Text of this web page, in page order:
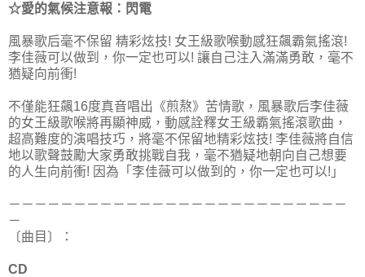
☆愛的氣候注意報：閃電
風暴歌后毫不保留 精彩炫技! 女王級歌喉動感狂飆霸氣搖滾!
李佳薇可以做到，你一定也可以! 讓自己注入滿滿勇敢，毫不
猶疑向前衝!
不僅能狂飆16度真音唱出《煎熬》苦情歌，風暴歌后李佳薇
的女王級歌喉將再顯神威，動感詮釋女王級霸氣搖滾歌曲，
超高難度的演唱技巧，將毫不保留地精彩炫技! 李佳薇將自信
地以歌聲鼓勵大家勇敢挑戰自我，毫不猶疑地朝向自己想要
的人生向前衝! 因為「李佳薇可以做到的，你一定也可以!」
－－－－－－－－－－－－－－－－－－－－－－－－－－
－
〔曲目〕：
CD